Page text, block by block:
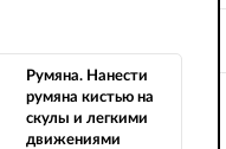
Румяна. Нанести
румяна кистью на
скулы и легкими
движениями